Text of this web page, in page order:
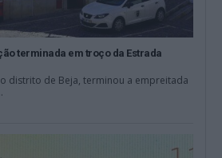
terminada em troço da Estrada
distrito de Beja, terminou a empreitada